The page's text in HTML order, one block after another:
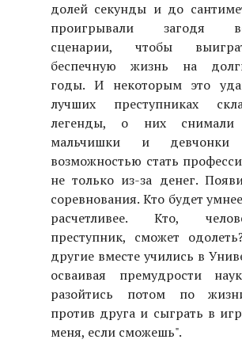
долей секунды и до
проигрывали загодя
сценарии, чтобы
беспечную жизнь на
годы. И некоторым это
лучших преступниках
легенды, о них снимали
мальчишки и девчонки
возможностью стать
не только из-за денег.
соревнования. Кто будет
расчетливее. Кто,
преступник, сможет
другие вместе учились в
осваивая премудрости
разойтись потом по
против друга и сыграть в
меня, если сможешь".